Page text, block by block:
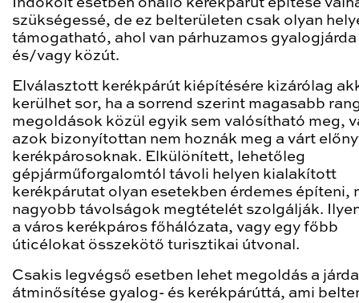
Indokolt esetben önálló kerékpárút építése
szükségessé, de ez belterületen csak olyan
támogatható, ahol van párhuzamos gyalogjárda
és/vagy közút.
Elválasztott kerékpárút kiépítésére kizárólag
kerülhet sor, ha a sorrend szerint magasabb
megoldások közül egyik sem valósítható meg,
azok bizonyítottan nem hoznák meg a várt
kerékpárosoknak. Elkülönített, lehetőleg
gépjárműforgalomtól távoli helyen kialakított
kerékpárutat olyan esetekben érdemes építeni,
nagyobb távolságok megtételét szolgálják.
a város kerékpáros főhálózata, vagy egy főbb
úticélokat összekötő turisztikai útvonal.
Csakis legvégső esetben lehet megoldás a járda
átminősítése gyalog- és kerékpárúttá, ami